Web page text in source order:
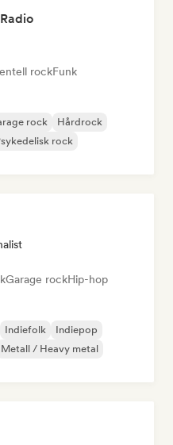
rockFunk
rock
Hårdrock
rock
Garage rockHip-hop
Indiefolk
Indiepop
Metall / Heavy metal